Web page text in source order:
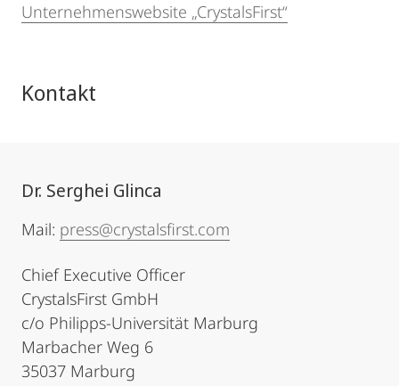
Unternehmenswebsite „CrystalsFirst“
Kontakt
Dr. Serghei Glinca
Mail: press@crystalsfirst.com
Chief Executive Officer
CrystalsFirst GmbH
c/o Philipps-Universität Marburg
Marbacher Weg 6
35037 Marburg